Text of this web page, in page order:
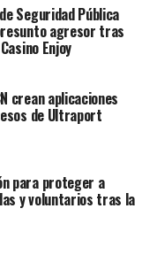
Seguridad Pública
agresor tras
Enjoy
crean aplicaciones
de Ultraport
para proteger a
y voluntarios tras la